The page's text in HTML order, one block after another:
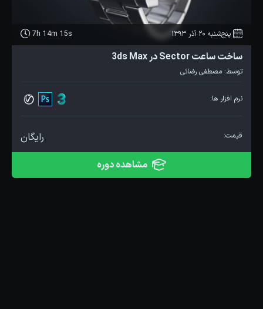
پنج‌شنبه 20 آذر 1393 7h 14m 15s
ساخت ساعت Sector در 3ds Max
توسط: مصطفی رضائی
نرم افزار ها:
قیمت:
رایگان
مشاهده دوره